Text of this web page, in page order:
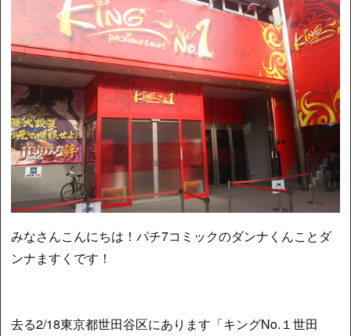
みなさんこんにちは！パチ7コミックのダンナくんことダ
ンナますくです！
去る2/18東京都世田谷区にあります「キングNo.１世田